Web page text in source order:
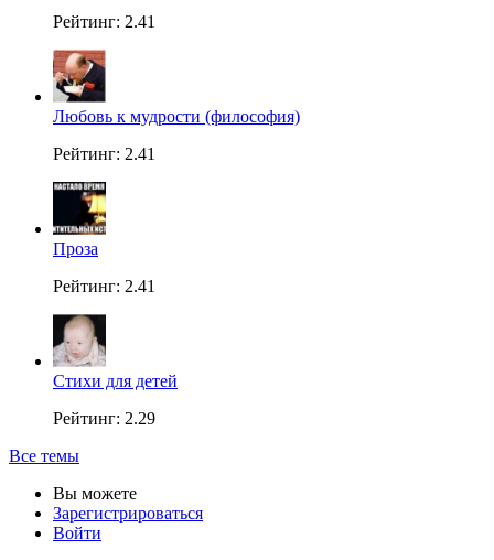
Рейтинг: 2.41
Любовь к мудрости (философия)
Рейтинг: 2.41
Проза
Рейтинг: 2.41
Стихи для детей
Рейтинг: 2.29
Все темы
Вы можете
Зарегистрироваться
Войти